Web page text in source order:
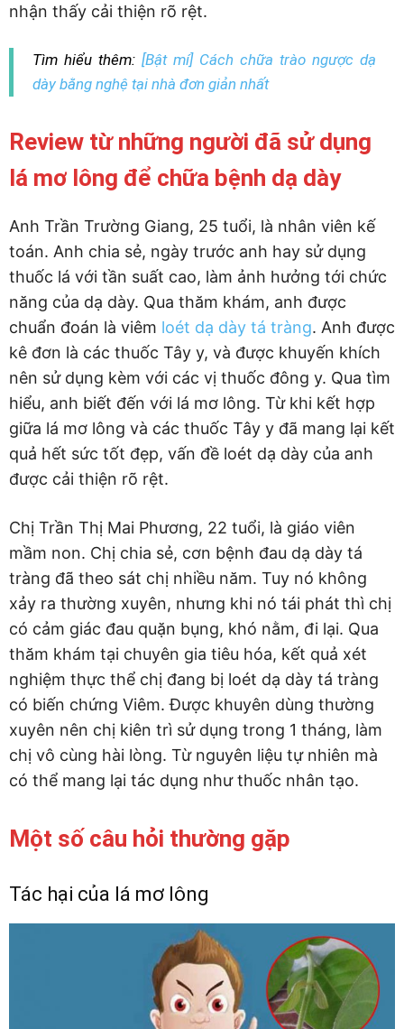
nhận thấy cải thiện rõ rệt.
Tìm hiểu thêm:[Bật mí] Cách chữa trào ngược dạ
dày bằng nghệ tại nhà đơn giản nhất
Review từ những người đã sử dụng
lá mơ lông để chữa bệnh dạ dày
Anh Trần Trường Giang, 25 tuổi, là nhân viên kế
toán. Anh chia sẻ, ngày trước anh hay sử dụng
thuốc lá với tần suất cao, làm ảnh hưởng tới chức
năng của dạ dày. Qua thăm khám, anh được
chuẩn đoán là viêm loét dạ dày tá tràng. Anh được
kê đơn là các thuốc Tây y, và được khuyến khích
nên sử dụng kèm với các vị thuốc đông y. Qua tìm
hiểu, anh biết đến với lá mơ lông. Từ khi kết hợp
giữa lá mơ lông và các thuốc Tây y đã mang lại kết
quả hết sức tốt đẹp, vấn đề loét dạ dày của anh
được cải thiện rõ rệt.
Chị Trần Thị Mai Phương, 22 tuổi, là giáo viên
mầm non. Chị chia sẻ, cơn bệnh đau dạ dày tá
tràng đã theo sát chị nhiều năm. Tuy nó không
xảy ra thường xuyên, nhưng khi nó tái phát thì chị
có cảm giác đau quặn bụng, khó nằm, đi lại. Qua
thăm khám tại chuyên gia tiêu hóa, kết quả xét
nghiệm thực thể chị đang bị loét dạ dày tá tràng
có biến chứng Viêm. Được khuyên dùng thường
xuyên nên chị kiên trì sử dụng trong 1 tháng, làm
chị vô cùng hài lòng. Từ nguyên liệu tự nhiên mà
có thể mang lại tác dụng như thuốc nhân tạo.
Một số câu hỏi thường gặp
Tác hại của lá mơ lông